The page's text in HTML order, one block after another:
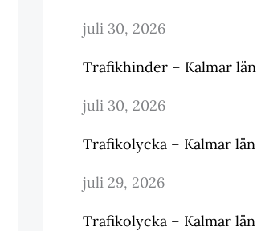
juli 30, 2026
Trafikhinder – Kalmar län
juli 30, 2026
Trafikolycka – Kalmar län
juli 29, 2026
Trafikolycka – Kalmar län